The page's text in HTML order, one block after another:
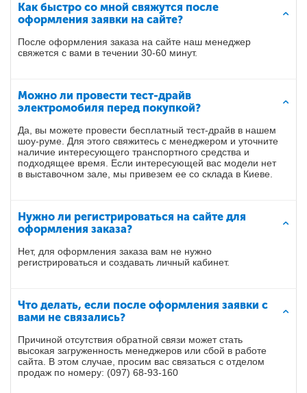
Как быстро со мной свяжутся после
оформления заявки на сайте?
После оформления заказа на сайте наш менеджер
свяжется с вами в течении 30-60 минут.
Можно ли провести тест-драйв
электромобиля перед покупкой?
Да, вы можете провести бесплатный тест-драйв в нашем
шоу-руме. Для этого свяжитесь с менеджером и уточните
наличие интересующего транспортного средства и
подходящее время. Если интересующей вас модели нет
в выставочном зале, мы привезем ее со склада в Киеве.
Нужно ли регистрироваться на сайте для
оформления заказа?
Нет, для оформления заказа вам не нужно
регистрироваться и создавать личный кабинет.
Что делать, если после оформления заявки с
вами не связались?
Причиной отсутствия обратной связи может стать
высокая загруженность менеджеров или сбой в работе
сайта. В этом случае, просим вас связаться с отделом
продаж по номеру: (097) 68-93-160